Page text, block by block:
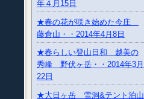
年４月15日
★春の花が咲き始めた今庄
藤倉山・・2014年4月8日
★春らしい登山日和 越美の
秀峰 野伏ヶ岳・・2014年3月
22日
★大日ヶ岳 雪洞&テント泊山